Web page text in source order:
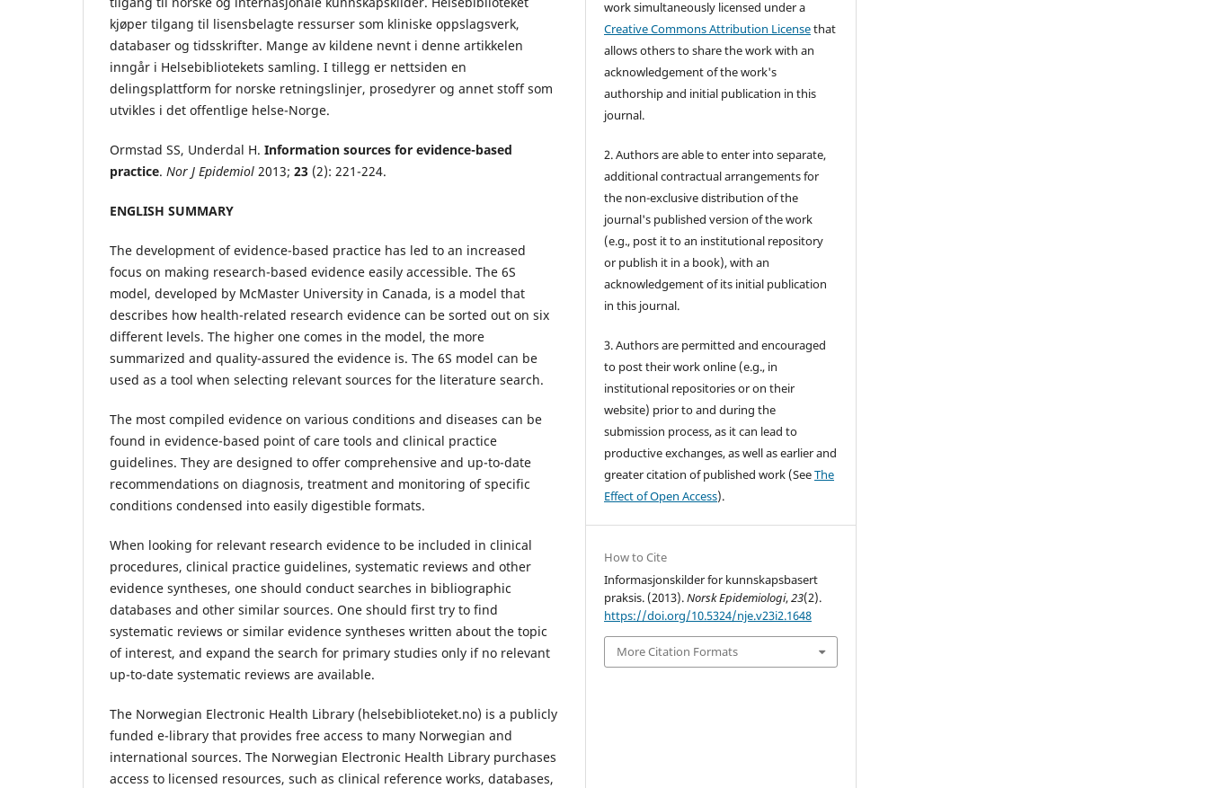
kjøper tilgang til lisensbelagte ressurser som kliniske oppslagsverk,
databaser og tidsskrifter. Mange av kildene nevnt i denne artikkelen
inngår i Helsebibliotekets samling. I tillegg er nettsiden en
delingsplattform for norske retningslinjer, prosedyrer og annet stoff som
utvikles i det offentlige helse-Norge.
Ormstad SS, Underdal H. Information sources for evidence-based
practice. Nor J Epidemiol 2013; 23 (2): 221-224.
ENGLISH SUMMARY
The development of evidence-based practice has led to an increased
focus on making research-based evidence easily accessible. The 6S
model, developed by McMaster University in Canada, is a model that
describes how health-related research evidence can be sorted out on six
different levels. The higher one comes in the model, the more
summarized and quality-assured the evidence is. The 6S model can be
used as a tool when selecting relevant sources for the literature search.
The most compiled evidence on various conditions and diseases can be
found in evidence-based point of care tools and clinical practice
guidelines. They are designed to offer comprehensive and up-to-date
recommendations on diagnosis, treatment and monitoring of specific
conditions condensed into easily digestible formats.
When looking for relevant research evidence to be included in clinical
procedures, clinical practice guidelines, systematic reviews and other
evidence syntheses, one should conduct searches in bibliographic
databases and other similar sources. One should first try to find
systematic reviews or similar evidence syntheses written about the topic
of interest, and expand the search for primary studies only if no relevant
up-to-date systematic reviews are available.
The Norwegian Electronic Health Library (helsebiblioteket.no) is a publicly
funded e-library that provides free access to many Norwegian and
international sources. The Norwegian Electronic Health Library purchases
access to licensed resources, such as clinical reference works, databases,
work simultaneously licensed under a
Creative Commons Attribution Licensethat
allows others to share the work with an
acknowledgement of the work's
authorship and initial publication in this
journal.
2. Authors are able to enter into separate,
additional contractual arrangements for
the non-exclusive distribution of the
journal's published version of the work
(e.g., post it to an institutional repository
or publish it in a book), with an
acknowledgement of its initial publication
in this journal.
3. Authors are permitted and encouraged
to post their work online (e.g., in
institutional repositories or on their
website) prior to and during the
submission process, as it can lead to
productive exchanges, as well as earlier and
greater citation of published work (SeeThe
Effect of Open Access).
How to Cite
Informasjonskilder for kunnskapsbasert
praksis. (2013).Norsk Epidemiologi,23(2).
https://doi.org/10.5324/nje.v23i2.1648
More Citation Formats